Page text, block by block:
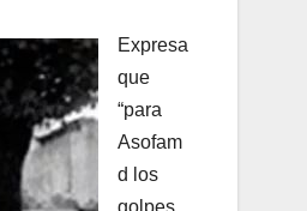
Expresa
que
“para
Asofam
d los
golpes